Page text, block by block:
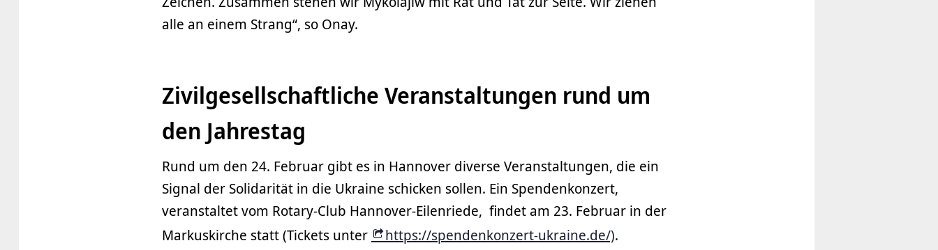
alle an einem Strang“, so Onay.
Zivilgesellschaftliche Veranstaltungen rund um
den Jahrestag
Rund um den 24. Februar gibt es in Hannover diverse Veranstaltungen, die ein
Signal der Solidarität in die Ukraine schicken sollen. Ein Spendenkonzert,
veranstaltet vom Rotary-Club Hannover-Eilenriede, findet am 23. Februar in der
Markuskirche statt (Tickets unter
https://spendenkonzert-ukraine.de/).